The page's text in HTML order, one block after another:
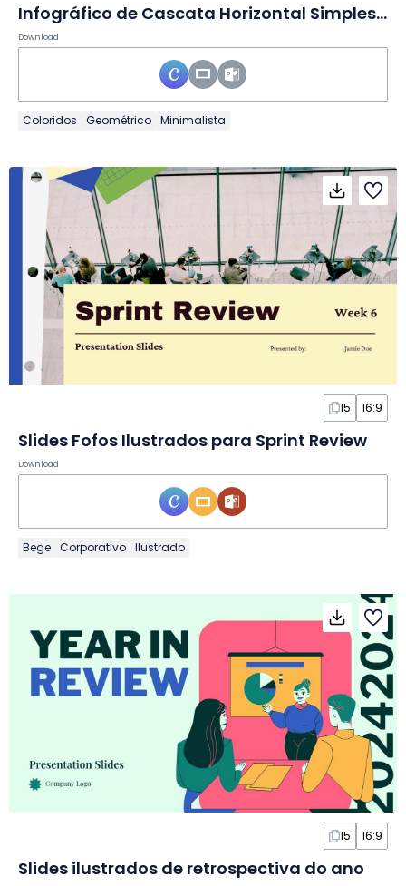
Infográfico de Cascata Horizontal Simples em Slides
Download
Coloridos Geométrico Minimalista
15 16:9
Slides Fofos Ilustrados para Sprint Review
Download
Bege Corporativo Ilustrado
15 16:9
Slides ilustrados de retrospectiva do ano